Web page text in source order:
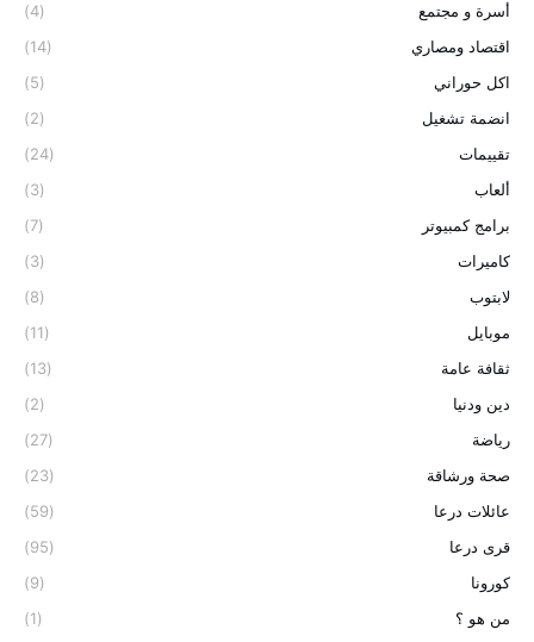
أسرة و مجتمع
(4)
اقتصاد ومصاري
(14)
اكل حوراني
(5)
انضمة تشغيل
(2)
تقييمات
(24)
ألعاب
(3)
برامج كمبيوتر
(7)
كاميرات
(3)
لابتوب
(8)
موبايل
(11)
ثقافة عامة
(13)
دين ودنيا
(2)
رياضة
(27)
صحة ورشاقة
(23)
عائلات درعا
(59)
قرى درعا
(95)
كورونا
(9)
من هو ؟
(1)